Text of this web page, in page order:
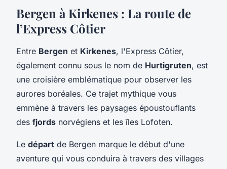
Bergen à Kirkenes : La route de
l’Express Côtier
Entre Bergen et Kirkenes, l'Express Côtier,
également connu sous le nom de Hurtigruten, est
une croisière emblématique pour observer les
aurores boréales. Ce trajet mythique vous
emmène à travers les paysages époustouflants
des fjords norvégiens et les îles Lofoten.
Le départ de Bergen marque le début d'une
aventure qui vous conduira à travers des villages